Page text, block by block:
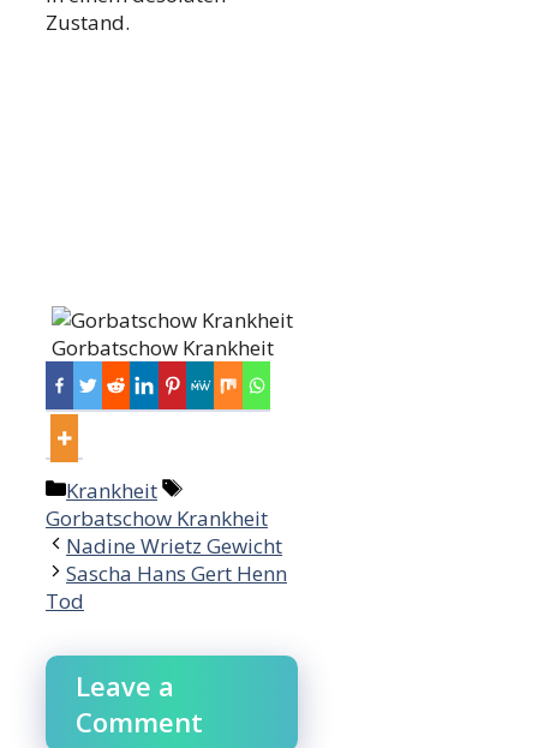
Zustand.
Gorbatschow Krankheit
Categories
Krankheit
Tags
Gorbatschow Krankheit
Post
navigation
Nadine Wrietz Gewicht
Sascha Hans Gert Henn
Tod
Leave a
Comment